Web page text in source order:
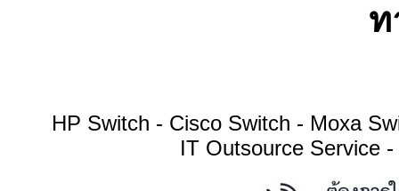
ท
HP Switch - Cisco Switch - Moxa
IT Outsource Service